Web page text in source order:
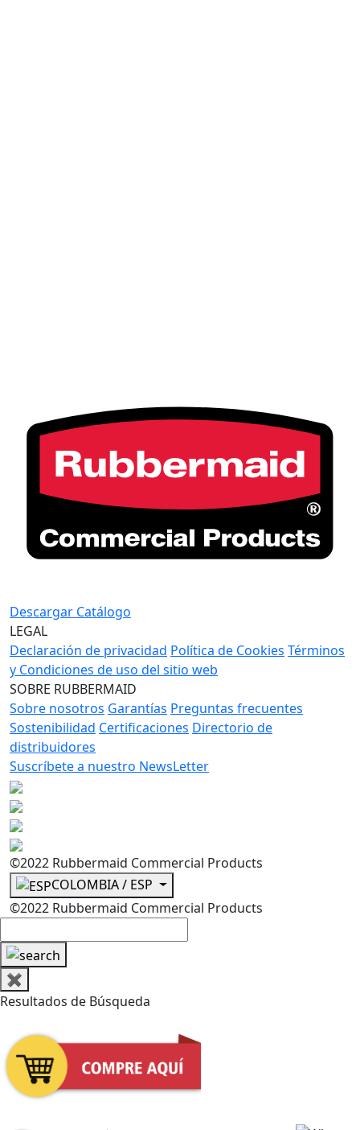
Descargar Catálogo
LEGAL
Declaración de privacidad Política de Cookies Términos
y Condiciones de uso del sitio web
SOBRE RUBBERMAID
Sobre nosotros Garantías Preguntas frecuentes
Sostenibilidad Certificaciones Directorio de
distribuidores
Suscríbete a nuestro NewsLetter
©2022 Rubbermaid Commercial Products
COLOMBIA / ESP
©2022 Rubbermaid Commercial Products
✖
Resultados de Búsqueda